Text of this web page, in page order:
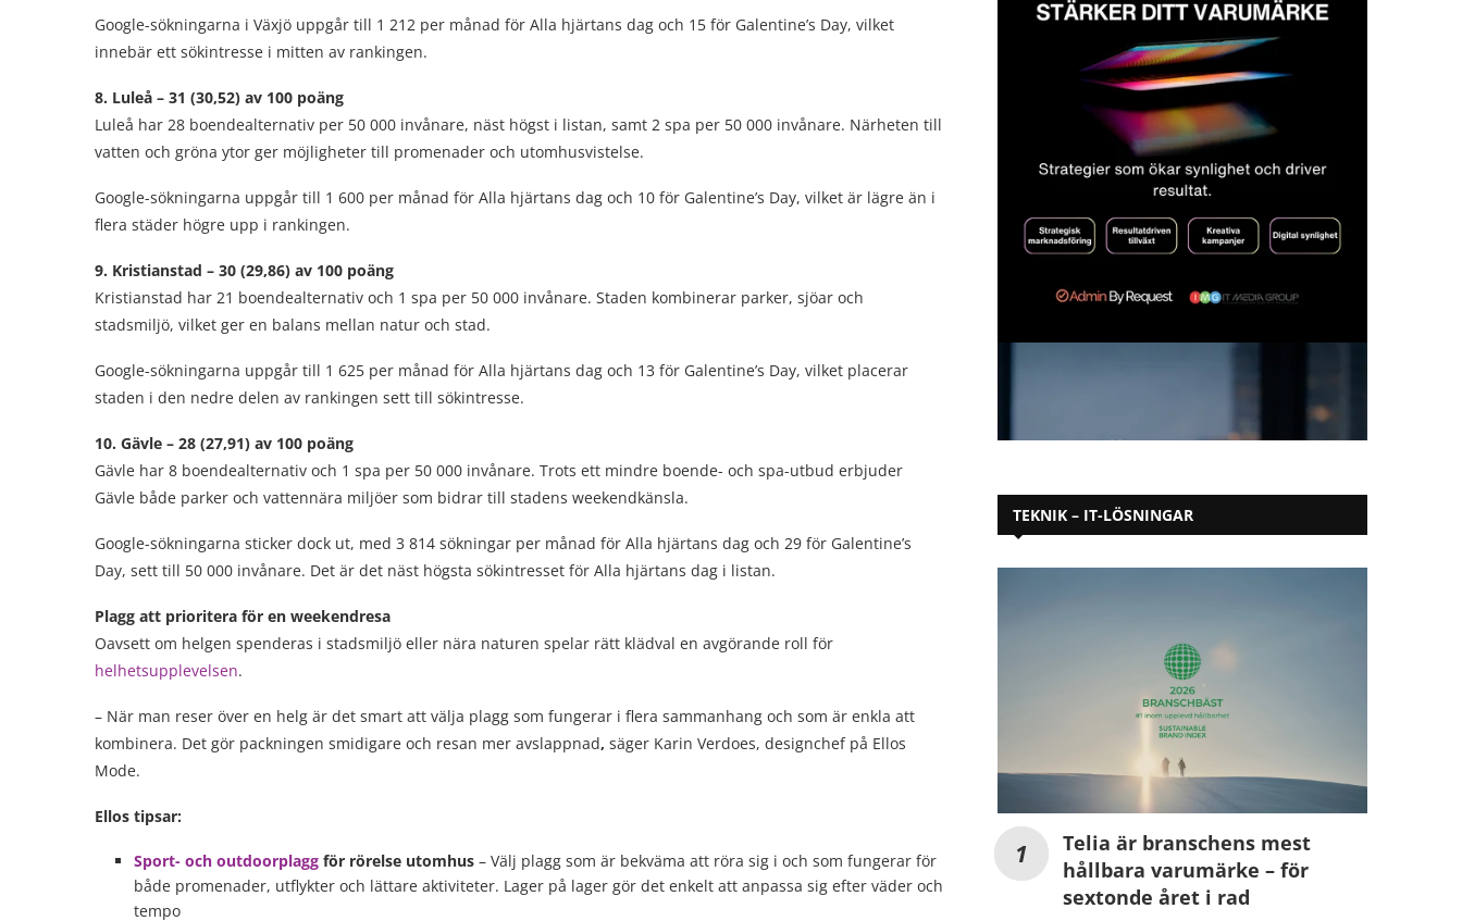
Google-sökningarna i Växjö uppgår till 1 212 per månad för Alla hjärtans dag och 15 för Galentine’s Day, vilket
innebär ett sökintresse i mitten av rankingen.
8. Luleå – 31 (30,52) av 100 poäng
Luleå har 28 boendealternativ per 50 000 invånare, näst högst i listan, samt 2 spa per 50 000 invånare. Närheten till
vatten och gröna ytor ger möjligheter till promenader och utomhusvistelse.
Google-sökningarna uppgår till 1 600 per månad för Alla hjärtans dag och 10 för Galentine’s Day, vilket är lägre än i
flera städer högre upp i rankingen.
9. Kristianstad – 30 (29,86) av 100 poäng
Kristianstad har 21 boendealternativ och 1 spa per 50 000 invånare. Staden kombinerar parker, sjöar och
stadsmiljö, vilket ger en balans mellan natur och stad.
Google-sökningarna uppgår till 1 625 per månad för Alla hjärtans dag och 13 för Galentine’s Day, vilket placerar
staden i den nedre delen av rankingen sett till sökintresse.
10. Gävle – 28 (27,91) av 100 poäng
Gävle har 8 boendealternativ och 1 spa per 50 000 invånare. Trots ett mindre boende- och spa-utbud erbjuder
Gävle både parker och vattennära miljöer som bidrar till stadens weekendkänsla.
Google-sökningarna sticker dock ut, med 3 814 sökningar per månad för Alla hjärtans dag och 29 för Galentine’s
Day, sett till 50 000 invånare. Det är det näst högsta sökintresset för Alla hjärtans dag i listan.
Plagg att prioritera för en weekendresa
Oavsett om helgen spenderas i stadsmiljö eller nära naturen spelar rätt klädval en avgörande roll för
helhetsupplevelsen.
– När man reser över en helg är det smart att välja plagg som fungerar i flera sammanhang och som är enkla att
kombinera. Det gör packningen smidigare och resan mer avslappnad, säger Karin Verdoes, designchef på Ellos
Mode.
Ellos tipsar:
Sport- och outdoorplagg för rörelse utomhus – Välj plagg som är bekväma att röra sig i och som fungerar för
både promenader, utflykter och lättare aktiviteter. Lager på lager gör det enkelt att anpassa sig efter väder och
tempo
TEKNIK – IT-LÖSNINGAR
Telia är branschens mest
hållbara varumärke – för
sextonde året i rad